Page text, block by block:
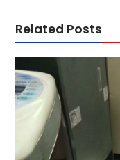
Related Posts